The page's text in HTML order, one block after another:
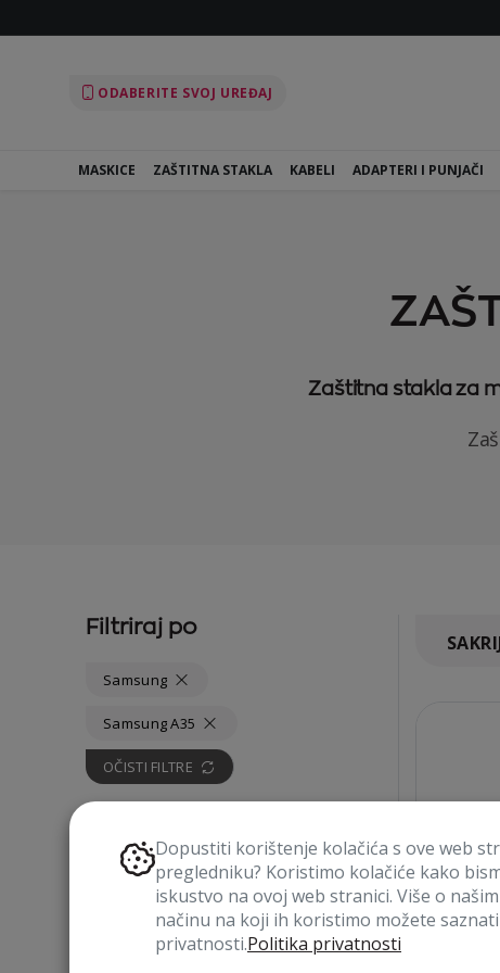
ODABERITE SVOJ UREĐAJ
MASKICE ZAŠTITNA STAKLA KABELI ADAPTERI I PUNJAČI
Zaštitna stakla za
Filtriraj po
Samsung
Samsung A35
OČISTI FILTRE
Dopustiti korištenje kolačića s ove web
pregledniku? Koristimo kolačiće kako
iskustvo na ovoj web stranici. Više o
načinu na koji ih koristimo možete
privatnosti.Politika privatnosti